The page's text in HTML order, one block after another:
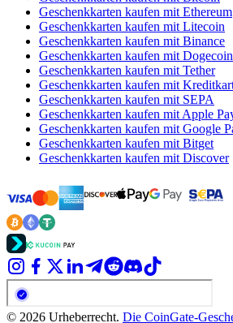
Geschenkkarten kaufen mit Ethereum
Geschenkkarten kaufen mit Litecoin
Geschenkkarten kaufen mit Binance
Geschenkkarten kaufen mit Dogecoin
Geschenkkarten kaufen mit Tether
Geschenkkarten kaufen mit
Geschenkkarten kaufen mit SEPA
Geschenkkarten kaufen mit Apple
Geschenkkarten kaufen mit Google
Geschenkkarten kaufen mit Bitget
Geschenkkarten kaufen mit Discover
© 2026 Urheberrecht. Die CoinGate-